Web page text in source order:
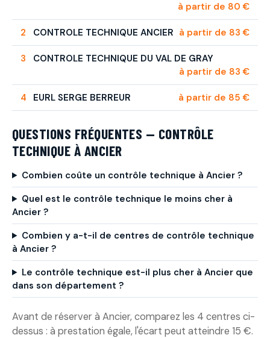
à partir de 80 €
CONTROLE TECHNIQUE ANCIER à partir de 83 €
CONTROLE TECHNIQUE DU VAL DE GRAY
à partir de 83 €
EURL SERGE BERREUR à partir de 85 €
QUESTIONS FRÉQUENTES — CONTRÔLE
TECHNIQUE À ANCIER
Combien coûte un contrôle technique à Ancier ?
Quel est le contrôle technique le moins cher à
Ancier ?
Combien y a-t-il de centres de contrôle technique
à Ancier ?
Le contrôle technique est-il plus cher à Ancier que
dans son département ?
Avant de réserver à Ancier, comparez les 4 centres ci-
dessus : à prestation égale, l'écart peut atteindre 15 €.